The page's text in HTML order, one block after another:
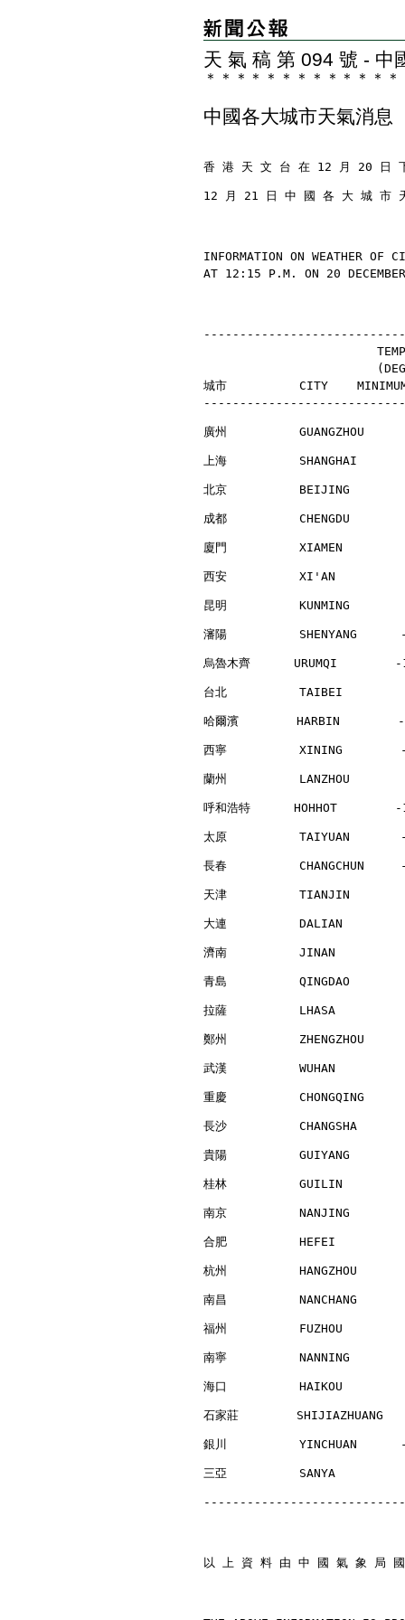
天 氣 稿 第 094 號 - 中
＊ ＊ ＊ ＊ ＊ ＊ ＊ ＊ ＊ ＊ ＊ ＊ ＊
中國各大城市天氣消息
香 港 天 文 台 在 12 月 20 日
12 月 21 日 中 國 各 大 城 市
INFORMATION ON WEATHER
AT 12:15 P.M. ON 20
城市          CITY    MINIMUM 最
廣州          GUANGZHOU
上海          SHANGHAI
北京          BEIJING
成都          CHENGDU
廈門          XIAMEN
西安          XI'AN
昆明          KUNMING
瀋陽          SHENYANG
烏魯木齊      URUMQI
台北          TAIBEI
哈爾濱        HARBIN
西寧          XINING
蘭州          LANZHOU
呼和浩特      HOHHOT
太原          TAIYUAN
長春
天津          TIANJIN
大連          DALIAN
濟南          JINAN
青島          QINGDAO
拉薩          LHASA
鄭州
武漢          WUHAN
重慶          CHONGQING
長沙          CHANGSHA
貴陽          GUIYANG
桂林          GUILIN
南京          NANJING
合肥          HEFEI
杭州          HANGZHOU
南昌          NANCHANG
福州          FUZHOU
南寧          NANNING
海口          HAIKOU
石家莊
銀川          YINCHUAN
三亞          SANYA
以 上 資 料 由 中 國 氣 象 局